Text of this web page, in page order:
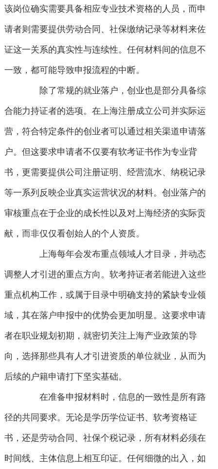
该岗位确实需要具备相应专业技术资格的人员，而申
请者则需要提供劳动合同、社保缴纳记录等材料来佐
证这一关系的真实性与连续性。任何材料间的信息不
一致，都可能导致申报流程的中断。
除了常规的就业落户，创业也是部分具备综
合能力持证者的选项。在上海注册成立公司并实际运
营，符合特定条件的创业者可以通过相关渠道申请落
户。但这要求申请者不仅要有软考证书作为专业背
书，更需要提供公司注册证明、经营流水、纳税记录
等一系列反映企业真实运营状况的材料。创业落户的
审核重点在于企业的成长性以及对上海经济的实际贡
献，而非仅仅看创始人的个人资质。
上海每年会发布重点领域人才目录，并动态
调整人才引进的重点方向。软考持证者若能进入这些
重点机构工作，或属于目录中明确支持的紧缺专业领
域，其在落户申报中的优势会更加明显。这要求申请
者在职业规划初期，就密切关注上海产业政策的导
向，选择那些具有人才引进资质的单位就业，从而为
后续的户籍申请打下坚实基础。
在准备申报材料时，信息的一致性是所有路
径的共同要求。无论是学历学位证书、软考资格证
书，还是劳动合同、社保个税记录，所有材料必须在
时间线、主体信息上相互印证。任何细微的出入，如